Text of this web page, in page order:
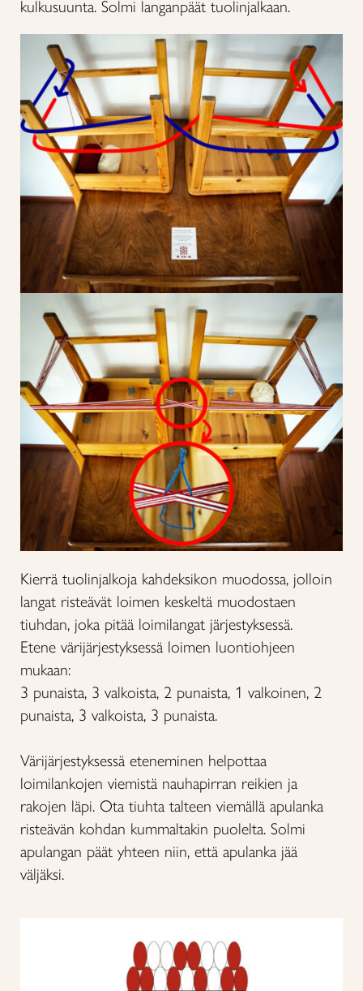
kulkusuunta. Solmi langanpäät tuolinjalkaan.
Kierrä tuolinjalkoja kahdeksikon muodossa, jolloin
langat risteävät loimen keskeltä muodostaen
tiuhdan, joka pitää loimilangat järjestyksessä.
Etene värijärjestyksessä loimen luontiohjeen
mukaan:
3 punaista, 3 valkoista, 2 punaista, 1 valkoinen, 2
punaista, 3 valkoista, 3 punaista.
Värijärjestyksessä eteneminen helpottaa
loimilankojen viemistä nauhapirran reikien ja
rakojen läpi. Ota tiuhta talteen viemällä apulanka
risteävän kohdan kummaltakin puolelta. Solmi
apulangan päät yhteen niin, että apulanka jää
väljäksi.